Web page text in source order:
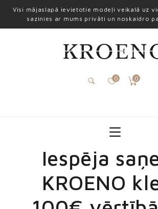
Visi mājaslapā ievietotie modeļi veikalā uz
sazinies ar mums privāti un noskaidro
0 0
Iespēja
KROENO